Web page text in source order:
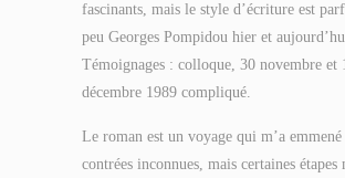
fascinants, mais le style d’écriture est
peu Georges Pompidou hier et
Témoignages : colloque, 30 novembre et
décembre 1989 compliqué.
Le roman est un voyage qui m’a emmené
contrées inconnues, mais certaines étapes